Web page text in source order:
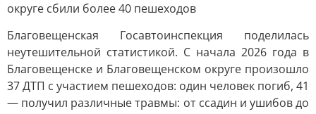
округе сбили более 40 пешеходов
Благовещенская Госавтоинспекция поделилась
неутешительной статистикой. С начала 2026 года в
Благовещенске и Благовещенском округе произошло
37 ДТП с участием пешеходов: один человек погиб, 41
— получил различные травмы: от ссадин и ушибов до